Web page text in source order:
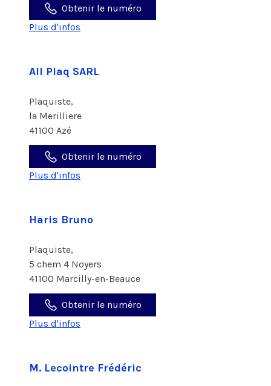
Obtenir le numéro
Plus d'infos
All Plaq SARL
Plaquiste,
la Merilliere
41100 Azé
Obtenir le numéro
Plus d'infos
Haris Bruno
Plaquiste,
5 chem 4 Noyers
41100 Marcilly-en-Beauce
Obtenir le numéro
Plus d'infos
M. Lecointre Frédéric